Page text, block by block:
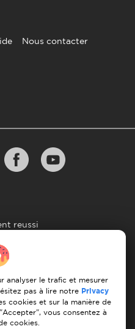
Nous contacter
des images de stock
reussi
paiement
analyser le trafic et mesurer
pas à lire notre Privacy
cookies et sur la manière de
vous consentez à
cookies.